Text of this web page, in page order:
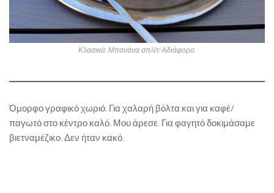
Κλασικά. Μπανάνα σπλίτ! Αδιάφορο.
Όμορφο γραφικό χωριό. Για χαλαρή βόλτα και για καφέ/
παγωτό στο κέντρο καλό. Μου άρεσε. Για φαγητό δοκιμάσαμε
βιετναμέζικο. Δεν ήταν κακό.